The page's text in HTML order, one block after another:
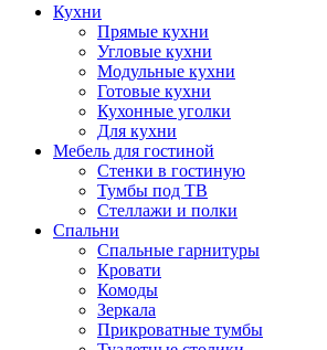
Кухни
Прямые кухни
Угловые кухни
Модульные кухни
Готовые кухни
Кухонные уголки
Для кухни
Мебель для гостиной
Стенки в гостиную
Тумбы под ТВ
Стеллажи и полки
Спальни
Спальные гарнитуры
Кровати
Комоды
Зеркала
Прикроватные тумбы